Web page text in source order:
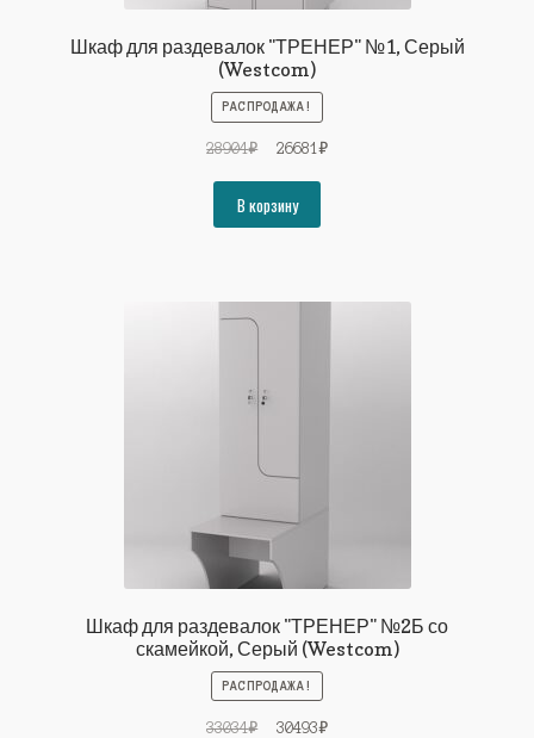
Шкаф для раздевалок "ТРЕНЕР" №1, Серый
(Westcom)
РАСПРОДАЖА!
28904₽
Первоначальная
составляла
28904₽.
26681 ₽Текущая
В корзину
Шкаф для раздевалок "ТРЕНЕР" №2Б со
скамейкой, Серый (Westcom)
РАСПРОДАЖА!
33034₽
Первоначальная
30493₽Текущая